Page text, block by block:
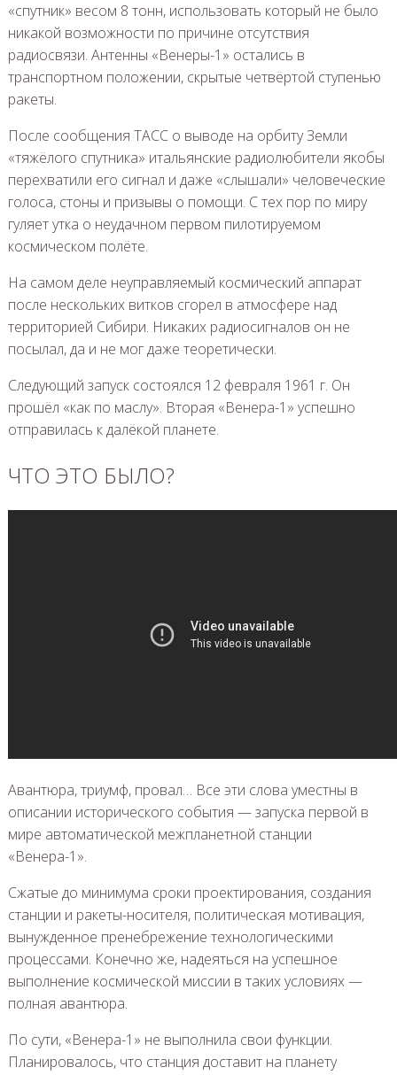
«спутник» весом 8 тонн, использовать который не было
никакой возможности по причине отсутствия
радиосвязи. Антенны «Венеры-1» остались в
транспортном положении, скрытые четвёртой ступенью
ракеты.
После сообщения ТАСС о выводе на орбиту Земли
«тяжёлого спутника» итальянские радиолюбители якобы
перехватили его сигнал и даже «слышали» человеческие
голоса, стоны и призывы о помощи. С тех пор по миру
гуляет утка о неудачном первом пилотируемом
космическом полёте.
На самом деле неуправляемый космический аппарат
после нескольких витков сгорел в атмосфере над
территорией Сибири. Никаких радиосигналов он не
посылал, да и не мог даже теоретически.
Следующий запуск состоялся 12 февраля 1961 г. Он
прошёл «как по маслу». Вторая «Венера-1» успешно
отправилась к далёкой планете.
ЧТО ЭТО БЫЛО?
Авантюра, триумф, провал… Все эти слова уместны в
описании исторического события — запуска первой в
мире автоматической межпланетной станции
«Венера-1».
Сжатые до минимума сроки проектирования, создания
станции и ракеты-носителя, политическая мотивация,
вынужденное пренебрежение технологическими
процессами. Конечно же, надеяться на успешное
выполнение космической миссии в таких условиях —
полная авантюра.
По сути, «Венера-1» не выполнила свои функции.
Планировалось, что станция доставит на планету